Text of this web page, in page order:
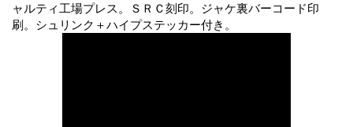
ャルティ工場プレス。ＳＲＣ刻印。ジャケ裏バーコード印
刷。シュリンク＋ハイプステッカー付き。